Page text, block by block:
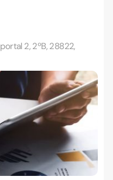
2, 2ºB, 28822,